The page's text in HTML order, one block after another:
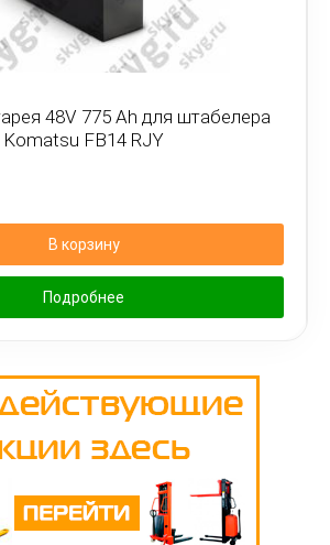
48V 775 Ah для штабелера
Komatsu FB14 RJY
В корзину
Подробнее